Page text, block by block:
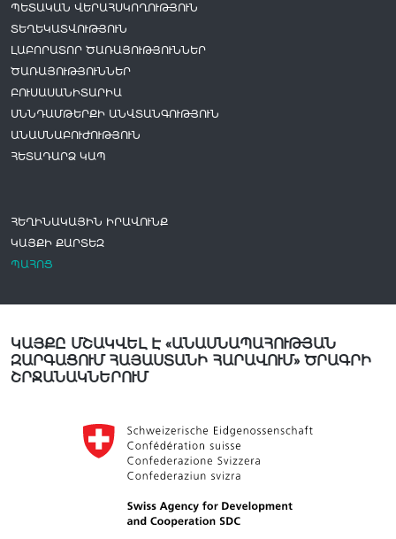
ՊԵՏԱԿԱՆ ՎԵՐԱՀՍԿՈՂՈՒԹՅՈՒՆ
ՏԵՂԵԿԱՏՎՈՒԹՅՈՒՆ
ԼԱԲՈՐԱՏՈՐ ԾԱՌԱՅՈՒԹՅՈՒՆՆԵՐ
ԾԱՌԱՅՈՒԹՅՈՒՆՆԵՐ
ԲՈՒՍԱՍԱՆԻՏԱՐԻԱ
ՍՆՆԴԱՄԹԵՐՔԻ ԱՆՎՏԱՆԳՈՒԹՅՈՒՆ
ԱՆԱՍՆԱԲՈՒԺՈՒԹՅՈՒՆ
ՀԵՏԱԴԱՐՁ ԿԱՊ
ՀԵՂԻՆԱԿԱՅԻՆ ԻՐԱՎՈՒՆՔ
ԿԱՅՔԻ ՔԱՐՏԵԶ
ՊԱՀՈՑ
ԿԱՅՔԸ ՄՇԱԿՎԵԼ Է «ԱՆԱՍՆԱՊԱՀՈՒԹՅԱՆ
ԶԱՐԳԱՑՈՒՄ ՀԱՅԱՍՏԱՆԻ ՀԱՐԱՎՈՒՄ» ԾՐԱԳՐԻ
ՇՐՋԱՆԱԿՆԵՐՈՒՄ